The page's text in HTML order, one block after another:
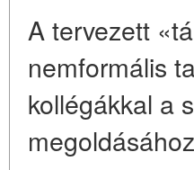
A tervezett
nemformális
kollégákkal a